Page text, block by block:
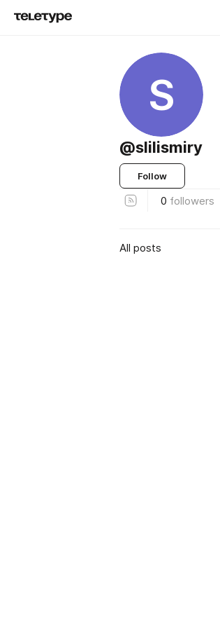
S
@slilismiry
Follow
0 followers
All posts